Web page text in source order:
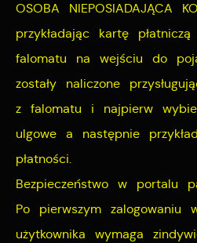
OSOBA NIEPOSIADAJĄCA
przykładając kartę
falomatu na wejściu do
zostały naliczone
z falomatu i najpierw
ulgowe a następnie
płatności.
Bezpieczeństwo w portalu
Po pierwszym zalogowaniu
użytkownika wymaga